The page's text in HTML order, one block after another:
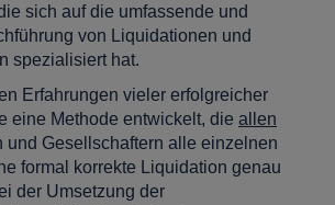
sich auf die umfassende und
von Liquidationen und
spezialisiert hat.
Erfahrungen vieler erfolgreicher
eine Methode entwickelt, die allen
und Gesellschaftern alle einzelnen
formal korrekte Liquidation genau
der Umsetzung der